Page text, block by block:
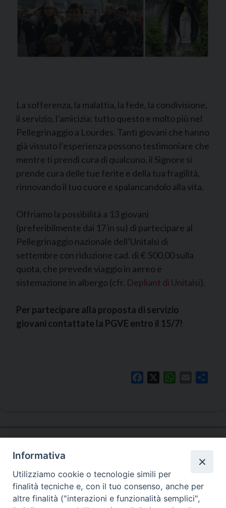
La sofferenza, la malattia, la fede, la condivisione,
il servizio, l’amicizia: tutto questo e molto più nel
Pellegrinaggio a Lourdes. Tanti giovani che hanno
già vissuto l’esperienza possono testimoniare che
mentre ti prendi cura di qualcuno, il Signore si
prende cura delle tue ferite e della tua fragilità,
rinnovando il tuo cuore e spalancandolo alla vita.
Offriamo la possibilità a 13 giovani
(preferibilmente dai 17 in su) di partecipare al
Pellegrinaggio nazionale dell’Unitalsi di
settembre con riduzione cad. di € 500,00 sulla
quota, che prevede viaggio in aereo e
sistemazione in albergo (cfr. Depliant di Unitalsi).
Per partecipare alla proposta di servizio
giovani contattate la PGVE entro il 15/7!
Facebook WhatsApp
Email
Informativa
Utilizziamo cookie o tecnologie simili per
finalità tecniche e, con il tuo consenso, anche per
altre finalità ("interazioni e funzionalità semplici",